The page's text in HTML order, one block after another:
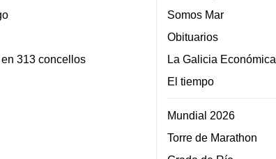
313 concellos
Somos Mar
Obituarios
La Galicia Económica
El tiempo
Mundial 2026
Torre de Marathon